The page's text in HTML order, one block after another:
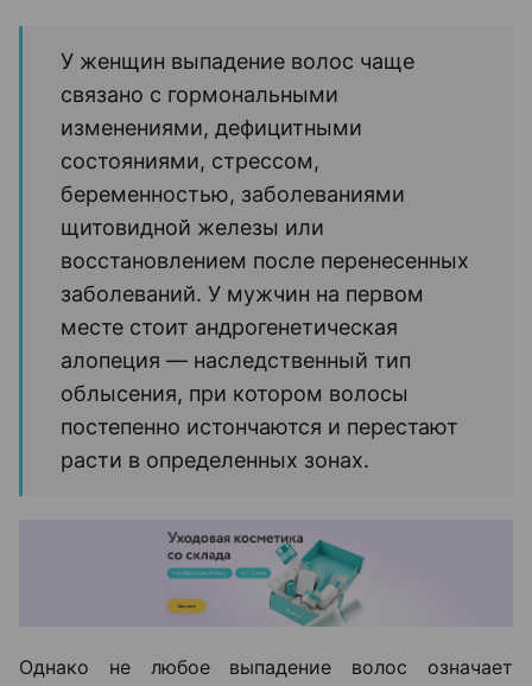
У женщин выпадение волос чаще
связано с гормональными
изменениями, дефицитными
состояниями, стрессом,
беременностью, заболеваниями
щитовидной железы или
восстановлением после перенесенных
заболеваний. У мужчин на первом
месте стоит андрогенетическая
алопеция — наследственный тип
облысения, при котором волосы
постепенно истончаются и перестают
расти в определенных зонах.
Однако не любое выпадение волос означает